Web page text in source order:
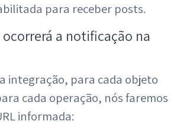
para receber posts.
ocorrerá a notificação na
integração, para cada objeto
cada operação, nós faremos
informada: